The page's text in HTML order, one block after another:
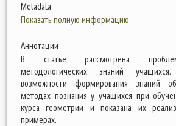
Metadata
Показать полную информацию
Аннотации
В статье рассмотрена
методологических знаний
возможности формирования знаний
методах познания у учащихся при
курса геометрии и показана их
примерах.